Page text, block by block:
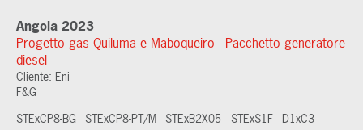
Angola 2023
Progetto gas Quiluma e Maboqueiro - Pacchetto generatore
diesel
Cliente: Eni
F&G
STExCP8-BG
STExCP8-PT/M STExB2X05 STExS1F D1xC3